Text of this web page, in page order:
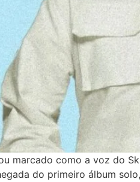
marcado como a voz do
do primeiro álbum